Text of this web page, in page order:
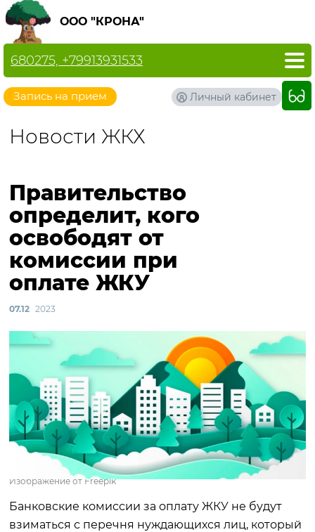
ООО "КРОНА"
Запись на прием
680275, +79913931533
Личный кабинет
Новости ЖКХ
Правительство
определит, кого
освободят от
комиссии при
оплате ЖКУ
07.12 2023
Изображение от Freepik
Банковские комиссии за оплату ЖКУ не будут
взиматься с перечня нуждающихся лиц, который